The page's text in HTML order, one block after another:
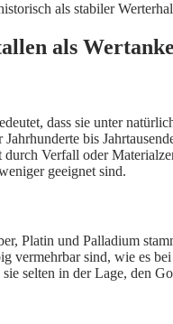
als stabiler
als
dass sie unter
bis
Verfall oder
geeignet sind.
Platin und Palladium
sind, wie es
selten in der Lage, den